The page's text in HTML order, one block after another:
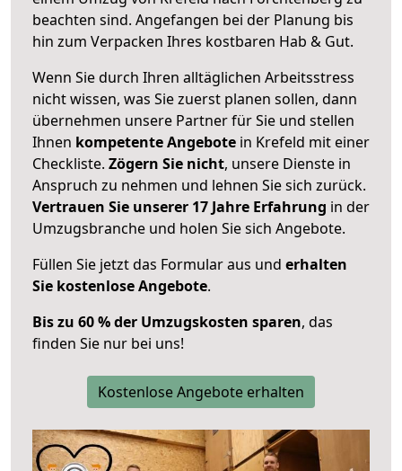
beachten sind. Angefangen bei der Planung bis
hin zum Verpacken Ihres kostbaren Hab & Gut.
Wenn Sie durch Ihren alltäglichen Arbeitsstress
nicht wissen, was Sie zuerst planen sollen, dann
übernehmen unsere Partner für Sie und stellen
Ihnen kompetente Angebote in Krefeld mit einer
Checkliste. Zögern Sie nicht, unsere Dienste in
Anspruch zu nehmen und lehnen Sie sich zurück.
Vertrauen Sie unserer 17 Jahre Erfahrung in der
Umzugsbranche und holen Sie sich Angebote.
Füllen Sie jetzt das Formular aus und erhalten
Sie kostenlose Angebote.
Bis zu 60 % der Umzugskosten sparen, das
finden Sie nur bei uns!
Kostenlose Angebote erhalten